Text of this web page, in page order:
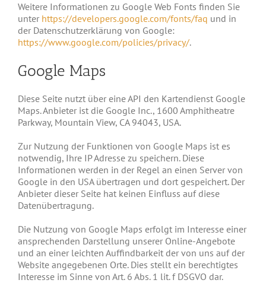
Weitere Informationen zu Google Web Fonts finden Sie
unter https://developers.google.com/fonts/faq und in
der Datenschutzerklärung von Google:
https://www.google.com/policies/privacy/.
Google Maps
Diese Seite nutzt über eine API den Kartendienst Google
Maps. Anbieter ist die Google Inc., 1600 Amphitheatre
Parkway, Mountain View, CA 94043, USA.
Zur Nutzung der Funktionen von Google Maps ist es
notwendig, Ihre IP Adresse zu speichern. Diese
Informationen werden in der Regel an einen Server von
Google in den USA übertragen und dort gespeichert. Der
Anbieter dieser Seite hat keinen Einfluss auf diese
Datenübertragung.
Die Nutzung von Google Maps erfolgt im Interesse einer
ansprechenden Darstellung unserer Online-Angebote
und an einer leichten Auffindbarkeit der von uns auf der
Website angegebenen Orte. Dies stellt ein berechtigtes
Interesse im Sinne von Art. 6 Abs. 1 lit. f DSGVO dar.